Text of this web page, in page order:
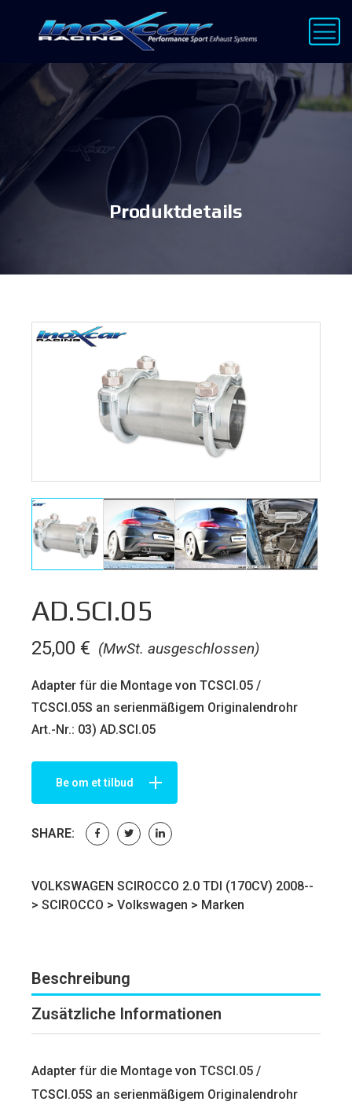
Produktdetails
AD.SCI.05
(MwSt. ausgeschlossen)
25,00 €
Adapter für die Montage von TCSCI.05 /
TCSCI.05S an serienmäßigem Originalendrohr
Art.-Nr.: 03) AD.SCI.05
Be om et tilbud
SHARE:
VOLKSWAGEN SCIROCCO 2.0 TDI (170CV) 2008--
> SCIROCCO > Volkswagen > Marken
Beschreibung
Zusätzliche Informationen
Adapter für die Montage von TCSCI.05 /
TCSCI.05S an serienmäßigem Originalendrohr